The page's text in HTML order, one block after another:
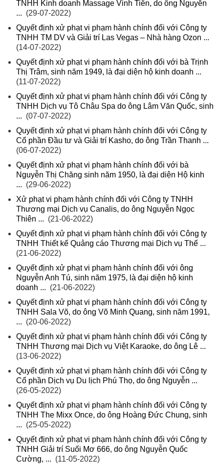
TNHH Kinh doanh Massage Vinh Tiên, do ông Nguyễn
... (29-07-2022)
Quyết định xử phạt vi phạm hành chính đối với Công ty
TNHH TM DV và Giải trí Las Vegas – Nhà hàng Ozon ...
(14-07-2022)
Quyết định xử phạt vi phạm hành chính đối với bà Trịnh
Thị Trâm, sinh năm 1949, là đại diện hộ kinh doanh ...
(11-07-2022)
Quyết định xử phạt vi phạm hành chính đối với Công ty
TNHH Dịch vụ Tô Châu Spa do ông Lâm Văn Quốc, sinh
... (07-07-2022)
Quyết định xử phạt vi phạm hành chính đối với Công ty
Cổ phần Đầu tư và Giải trí Kasho, do ông Trần Thanh ...
(06-07-2022)
Quyết định xử phạt vi phạm hành chính đối với bà
Nguyễn Thị Chăng sinh năm 1950, là đại diện Hộ kinh
... (29-06-2022)
Xử phạt vi phạm hành chính đối với Công ty TNHH
Thương mại Dịch vụ Canalis, do ông Nguyễn Ngọc
Thiên ... (21-06-2022)
Quyết định xử phạt vi phạm hành chính đối với Công ty
TNHH Thiết kế Quảng cáo Thương mại Dịch vụ Thế ...
(21-06-2022)
Quyết định xử phạt vi phạm hành chính đối với ông
Nguyễn Anh Tú, sinh năm 1975, là đại diện hộ kinh
doanh ... (21-06-2022)
Quyết định xử phạt vi phạm hành chính đối với Công ty
TNHH Sala Võ, do ông Võ Minh Quang, sinh năm 1991,
... (20-06-2022)
Quyết định xử phạt vi phạm hành chính đối với Công ty
TNHH Thương mại Dịch vụ Việt Karaoke, do ông Lê ...
(13-06-2022)
Quyết định xử phạt vi phạm hành chính đối với Công ty
Cổ phần Dịch vụ Du lịch Phú Thọ, do ông Nguyễn ...
(26-05-2022)
Quyết định xử phạt vi phạm hành chính đối với Công ty
TNHH The Mixx Once, do ông Hoàng Đức Chung, sinh
... (25-05-2022)
Quyết định xử phạt vi phạm hành chính đối với Công ty
TNHH Giải trí Suối Mơ 666, do ông Nguyễn Quốc
Cường, ... (11-05-2022)